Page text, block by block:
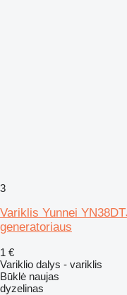
3
Variklis Yunnei
generatoriaus
1 €
Variklio dalys - variklis
Būklė naujas
dyzelinas